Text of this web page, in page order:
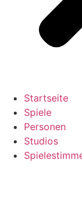
Startseite
Spiele
Personen
Studios